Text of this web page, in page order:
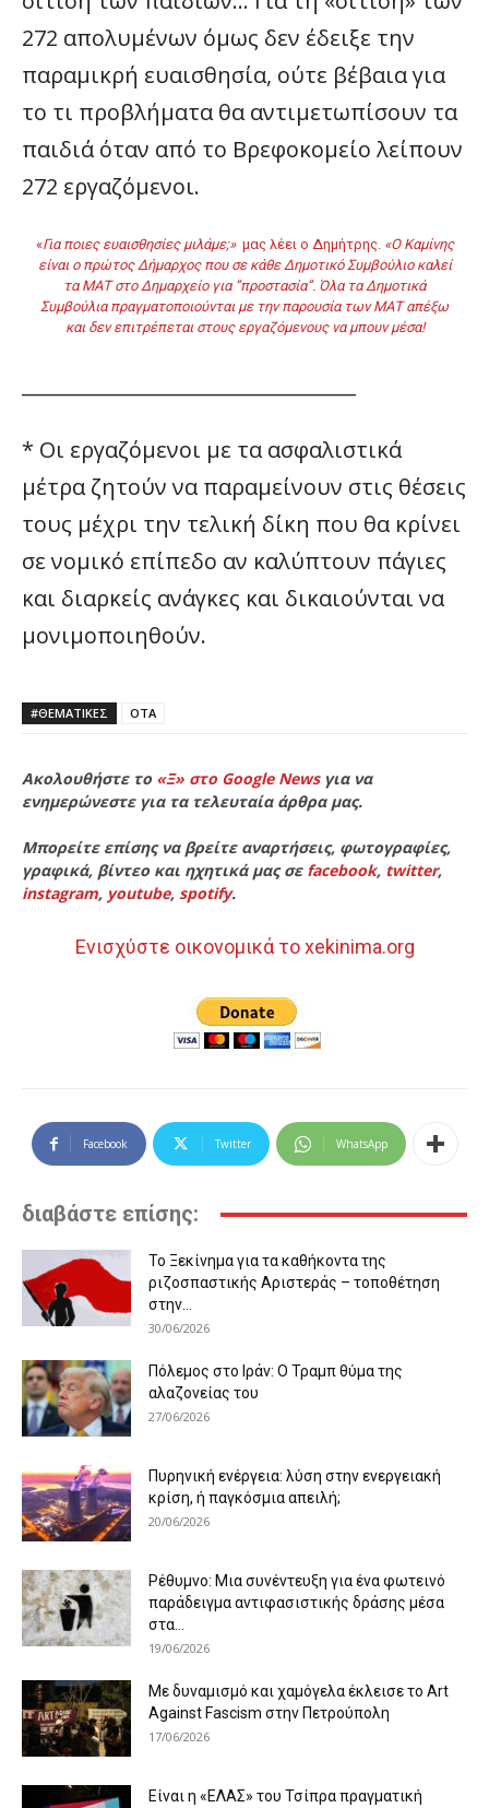
272 απολυμένων όμως δεν έδειξε την
παραμικρή ευαισθησία, ούτε βέβαια για
το τι προβλήματα θα αντιμετωπίσουν τα
παιδιά όταν από το Βρεφοκομείο λείπουν
272 εργαζόμενοι.
«Για ποιες ευαισθησίες μιλάμε;» μας λέει ο Δημήτρης. «Ο Καμίνης
είναι ο πρώτος Δήμαρχος που σε κάθε Δημοτικό Συμβούλιο καλεί
τα ΜΑΤ στο Δημαρχείο για ”προστασία”. Όλα τα Δημοτικά
Συμβούλια πραγματοποιούνται με την παρουσία των ΜΑΤ απέξω
και δεν επιτρέπεται στους εργαζόμενους να μπουν μέσα!
* Οι εργαζόμενοι με τα ασφαλιστικά
μέτρα ζητούν να παραμείνουν στις θέσεις
τους μέχρι την τελική δίκη που θα κρίνει
σε νομικό επίπεδο αν καλύπτουν πάγιες
και διαρκείς ανάγκες και δικαιούνται να
μονιμοποιηθούν.
#ΘΕΜΑΤΙΚΈΣ ΟΤΑ
Ακολουθήστε το «Ξ» στο Google Newsγια να
ενημερώνεστε για τα τελευταία άρθρα μας.
Μπορείτε επίσης να βρείτε αναρτήσεις, φωτογραφίες,
γραφικά, βίντεο και ηχητικά μας σε facebook, twitter,
instagram, youtube, spotify.
Ενισχύστε οικονομικά το xekinima.org
Facebook Twitter WhatsApp
διαβάστε επίσης:
Το Ξεκίνημα για τα καθήκοντα της
ριζοσπαστικής Αριστεράς – τοποθέτηση
στην...
30/06/2026
Πόλεμος στο Ιράν: Ο Τραμπ θύμα της
αλαζονείας του
27/06/2026
Πυρηνική ενέργεια: λύση στην ενεργειακή
κρίση, ή παγκόσμια απειλή;
20/06/2026
Ρέθυμνο: Μια συνέντευξη για ένα φωτεινό
παράδειγμα αντιφασιστικής δράσης μέσα
στα...
19/06/2026
Με δυναμισμό και χαμόγελα έκλεισε το Art
Against Fascism στην Πετρούπολη
17/06/2026
Είναι η «ΕΛΑΣ» του Τσίπρα πραγματική